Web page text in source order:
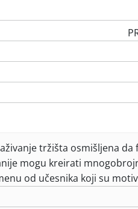
tržišta osmišljena
mogu kreirati
od učesnika koji su